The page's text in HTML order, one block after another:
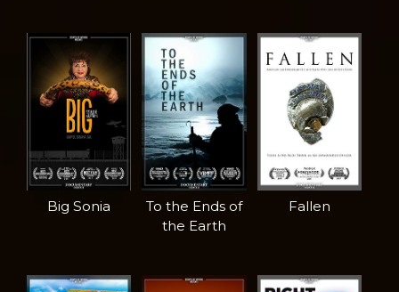
Big Sonia
To the Ends of
the Earth
Fallen